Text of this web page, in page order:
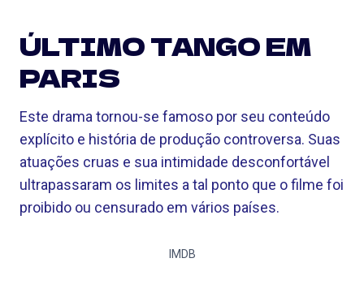
ÚLTIMO TANGO EM
PARIS
Este drama tornou-se famoso por seu conteúdo
explícito e história de produção controversa. Suas
atuações cruas e sua intimidade desconfortável
ultrapassaram os limites a tal ponto que o filme foi
proibido ou censurado em vários países.
IMDB